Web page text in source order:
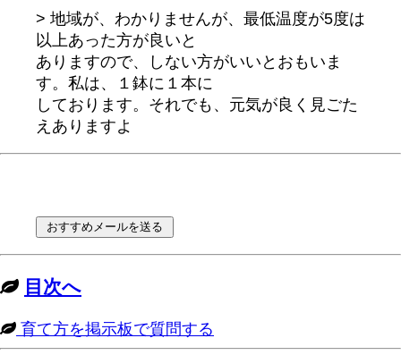
> 地域が、わかりませんが、最低温度が5度は
以上あった方が良いと
ありますので、しない方がいいとおもいま
す。私は、１鉢に１本に
しております。それでも、元気が良く見ごた
えありますよ
目次へ
育て方を掲示板で質問する